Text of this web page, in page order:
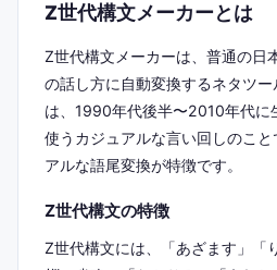
Z世代構文メーカーとは
Z世代構文メーカーは、普通の日
の話し方に自動変換するネタツ
は、1990年代後半〜2010年代に
使うカジュアルな言い回しのこと
アルな語尾変換が特徴です。
Z世代構文の特徴
Z世代構文には、「あざます」「